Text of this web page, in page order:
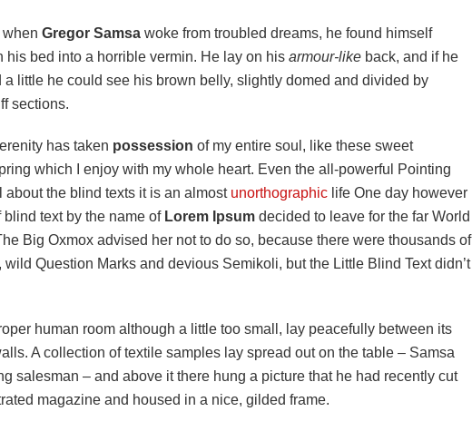
Gregor Samsa woke from troubled dreams, he found himself
his bed into a horrible vermin. He lay on his armour-like back, and if he
a little he could see his brown belly, slightly domed and divided by
sections.
has taken possession of my entire soul, like these sweet
which I enjoy with my whole heart. Even the all-powerful Pointing
about the blind texts it is an almost unorthographic life One day however
text by the name ofLorem Ipsum decided to leave for the far World
Big Oxmox advised her not to do so, because there were thousands of
wild Question Marks and devious Semikoli, but the Little Blind Text didn’t
human room although a little too small, lay peacefully between its
A collection of textile samples lay spread out on the table – Samsa
salesman – and above it there hung a picture that he had recently cut
magazine and housed in a nice, gilded frame.